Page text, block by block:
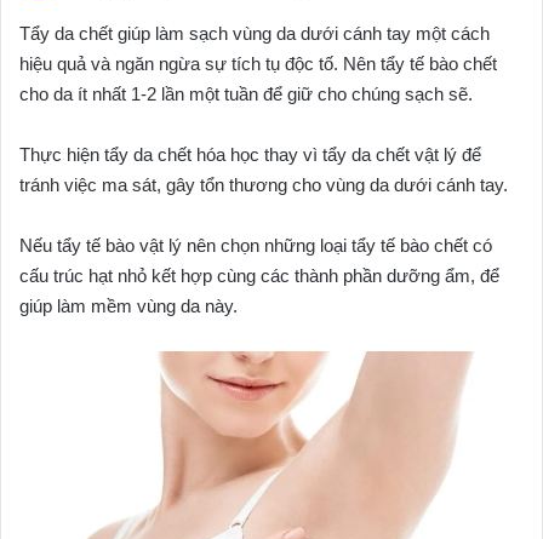
Tẩy da chết giúp làm sạch vùng da dưới cánh tay một cách
hiệu quả và ngăn ngừa sự tích tụ độc tố. Nên tẩy tế bào chết
cho da ít nhất 1-2 lần một tuần để giữ cho chúng sạch sẽ.
Thực hiện tẩy da chết hóa học thay vì tẩy da chết vật lý để
tránh việc ma sát, gây tổn thương cho vùng da dưới cánh tay.
Nếu tẩy tế bào vật lý nên chọn những loại tẩy tế bào chết có
cấu trúc hạt nhỏ kết hợp cùng các thành phần dưỡng ẩm, để
giúp làm mềm vùng da này.